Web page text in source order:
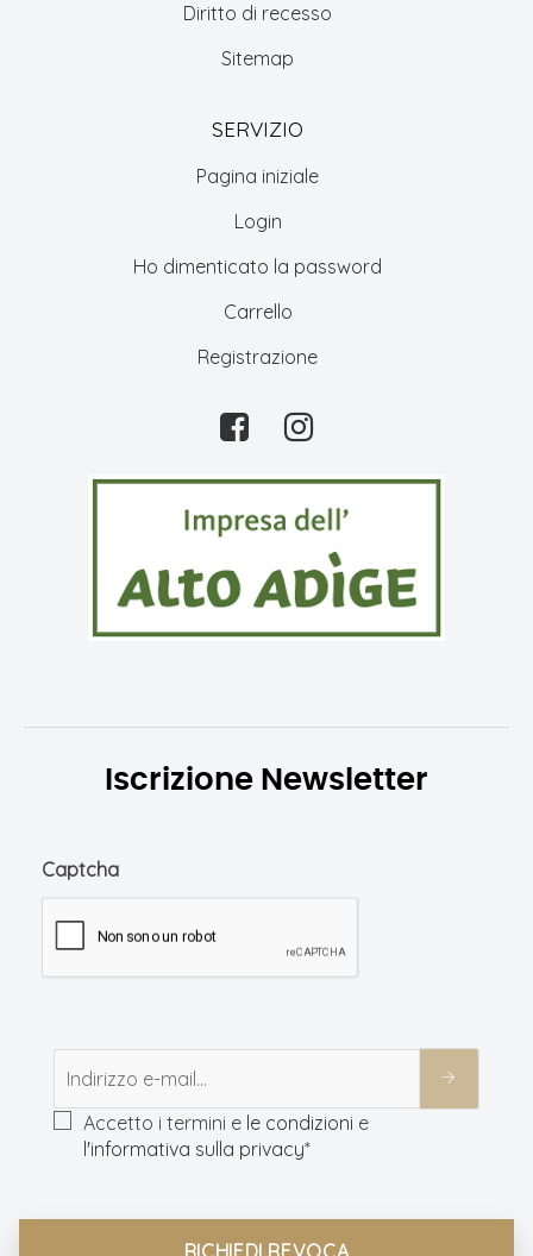
Diritto di recesso
Sitemap
SERVIZIO
Pagina iniziale
Login
Ho dimenticato la password
Carrello
Registrazione
Iscrizione Newsletter
Captcha
Accetto i termini e le condizioni e
l'informativa sulla privacy*